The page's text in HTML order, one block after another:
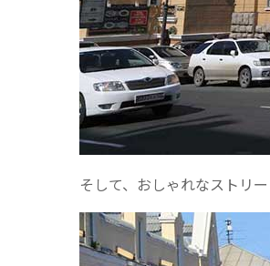
そして、おしゃれなストリ